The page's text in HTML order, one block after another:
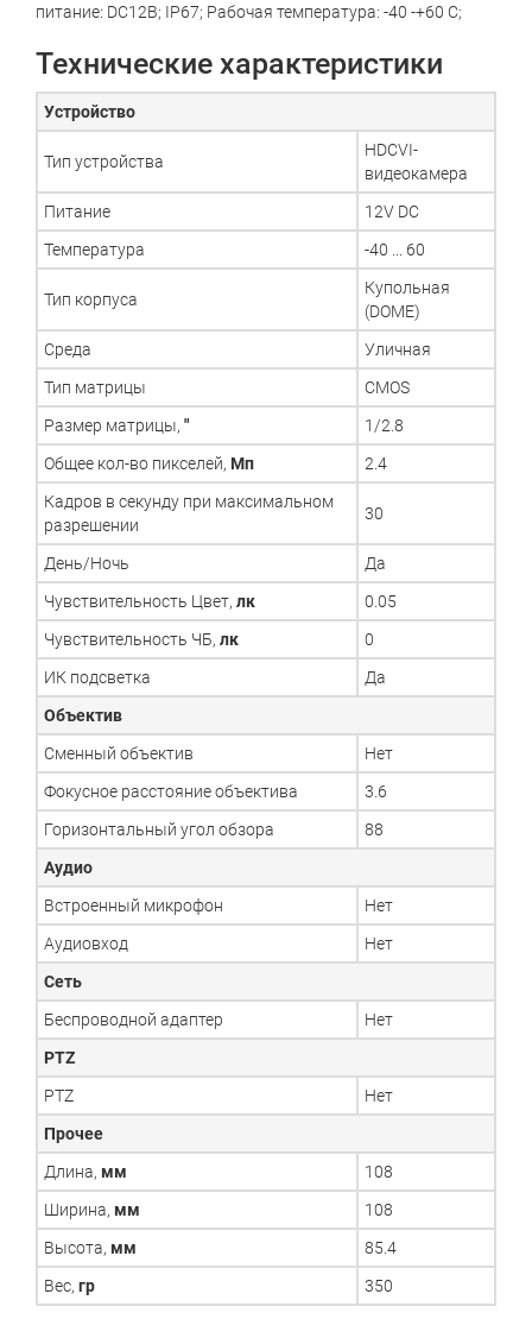
питание: DC12В; IP67; Рабочая температура: -40 -+60 С;
Технические характеристики
Устройство
Тип устройства
HDCVI-
видеокамера
Питание
12V DC
Температура
-40 ... 60
Тип корпуса
Купольная
(DOME)
Среда
Уличная
Тип матрицы
CMOS
Размер матрицы, "
1/2.8
Общее кол-во пикселей, Мп
2.4
Кадров в секунду при максимальном
разрешении
30
День/Ночь
Да
Чувствительность Цвет, лк
0.05
Чувствительность ЧБ, лк
0
ИК подсветка
Да
Объектив
Сменный объектив
Нет
Фокусное расстояние объектива
3.6
Горизонтальный угол обзора
88
Аудио
Встроенный микрофон
Нет
Аудиовход
Нет
Сеть
Беспроводной адаптер
Нет
PTZ
PTZ
Нет
Прочее
Длина, мм
108
Ширина, мм
108
Высота, мм
85.4
Вес, гр 350